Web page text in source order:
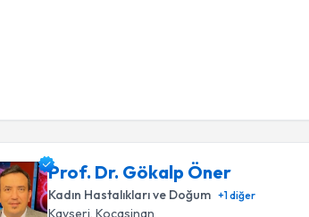
Prof. Dr. Gökalp Öner
Kadın Hastalıkları ve Doğum +1diğer
Kayseri , Kocasinan